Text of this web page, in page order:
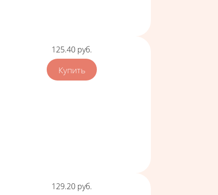
Цена
125.40 руб.
Цена
129.20 руб.